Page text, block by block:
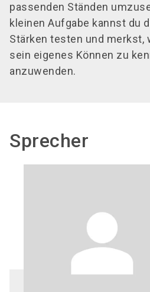
passenden Ständen
kleinen Aufgabe kannst du
Stärken testen und merkst,
sein eigenes Können zu
anzuwenden.
Sprecher